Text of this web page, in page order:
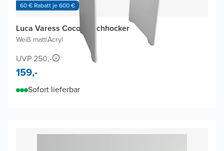
60 € Rabatt je 600 €
Luca Varess Coco Duschhocker
Weiß matt|Acryl
UVP 250,-
159,-
Sofort lieferbar